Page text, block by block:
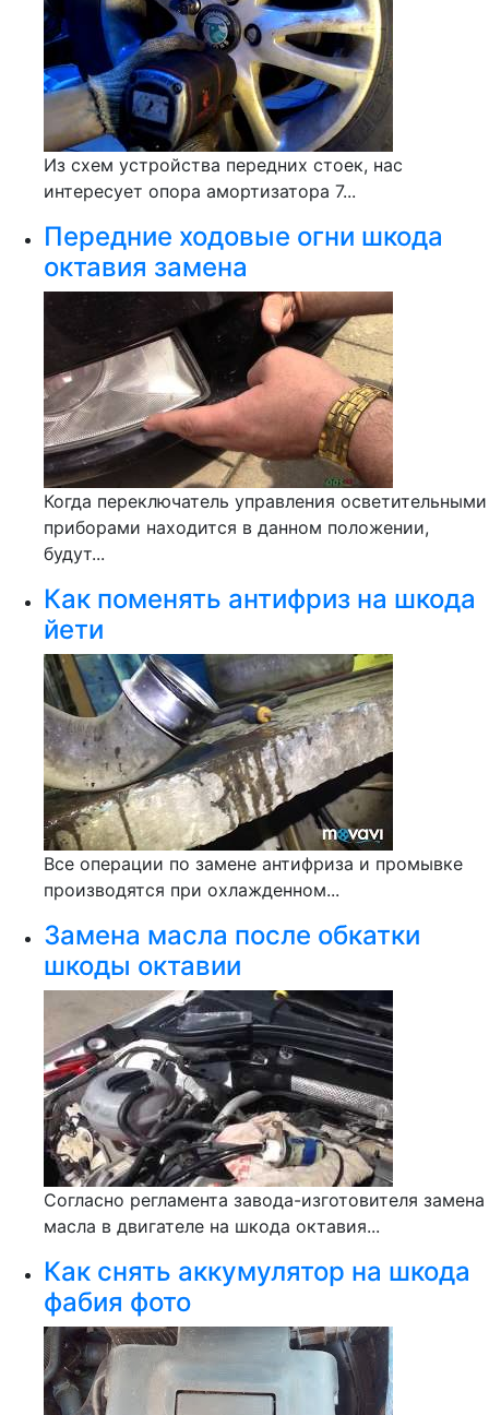
Из схем устройства передних стоек, нас
интересует опора амортизатора 7...
Передние ходовые огни шкода
октавия замена
Когда переключатель управления осветительными
приборами находится в данном положении,
будут...
Как поменять антифриз на шкода
йети
Все операции по замене антифриза и промывке
производятся при охлажденном...
Замена масла после обкатки
шкоды октавии
Согласно регламента завода-изготовителя замена
масла в двигателе на шкода октавия...
Как снять аккумулятор на шкода
фабия фото